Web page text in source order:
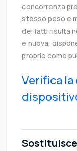
concorrenza
stesso peso e
dei fatti risulta
e nuova,
proprio come
Verifica